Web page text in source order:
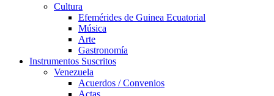
Cultura
Efemérides de Guinea Ecuatorial
Música
Arte
Gastronomía
Instrumentos Suscritos
Venezuela
Acuerdos / Convenios
Actas